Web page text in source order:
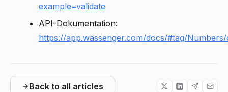
example=validate
API-Dokumentation:
https://app.wassenger.com/docs/#tag/
Back to all articles